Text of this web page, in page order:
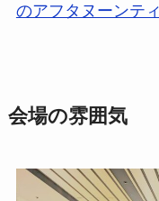
のアフタヌーンテ
会場の雰囲気